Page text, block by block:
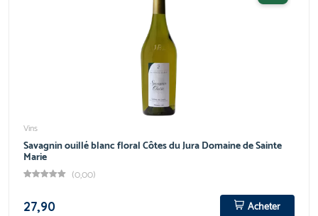
Vins
Savagnin ouillé blanc floral Côtes du Jura Domaine de Sainte
Marie
(0,00)
27,90
Acheter